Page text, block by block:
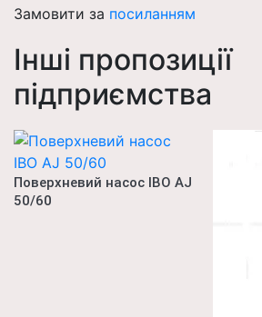
Замовити за посиланням
Інші пропозиції
підприємства
Поверхневий насос IBO AJ
50/60